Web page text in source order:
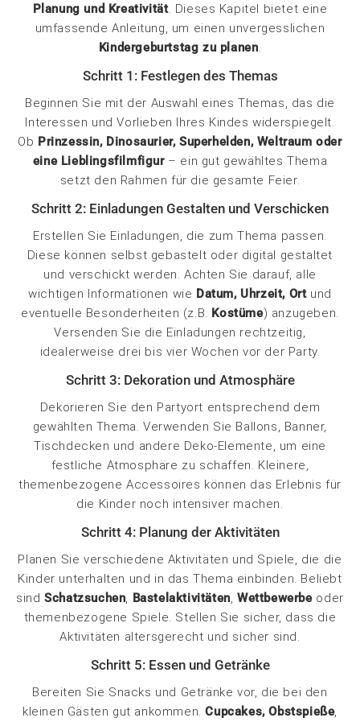
Planung und Kreativität. Dieses Kapitel bietet eine
umfassende Anleitung, um einen unvergesslichen
Kindergeburtstag zu planen.
Schritt 1: Festlegen des Themas
Beginnen Sie mit der Auswahl eines Themas, das die
Interessen und Vorlieben Ihres Kindes widerspiegelt.
Ob Prinzessin, Dinosaurier, Superhelden, Weltraum oder
eine Lieblingsfilmfigur– ein gut gewähltes Thema
setzt den Rahmen für die gesamte Feier.
Schritt 2: Einladungen Gestalten und Verschicken
Erstellen Sie Einladungen, die zum Thema passen.
Diese können selbst gebastelt oder digital gestaltet
und verschickt werden. Achten Sie darauf, alle
wichtigen Informationen wie Datum, Uhrzeit, Ortund
eventuelle Besonderheiten (z.B. Kostüme) anzugeben.
Versenden Sie die Einladungen rechtzeitig,
idealerweise drei bis vier Wochen vor der Party.
Schritt 3: Dekoration und Atmosphäre
Dekorieren Sie den Partyort entsprechend dem
gewählten Thema. Verwenden Sie Ballons, Banner,
Tischdecken und andere Deko-Elemente, um eine
festliche Atmosphäre zu schaffen. Kleinere,
themenbezogene Accessoires können das Erlebnis für
die Kinder noch intensiver machen.
Schritt 4: Planung der Aktivitäten
Planen Sie verschiedene Aktivitäten und Spiele, die die
Kinder unterhalten und in das Thema einbinden. Beliebt
sindSchatzsuchen, Bastelaktivitäten,Wettbewerbeoder
themenbezogene Spiele. Stellen Sie sicher, dass die
Aktivitäten altersgerecht und sicher sind.
Schritt 5: Essen und Getränke
Bereiten Sie Snacks und Getränke vor, die bei den
kleinen Gästen gut ankommen.Cupcakes, Obstspieße,